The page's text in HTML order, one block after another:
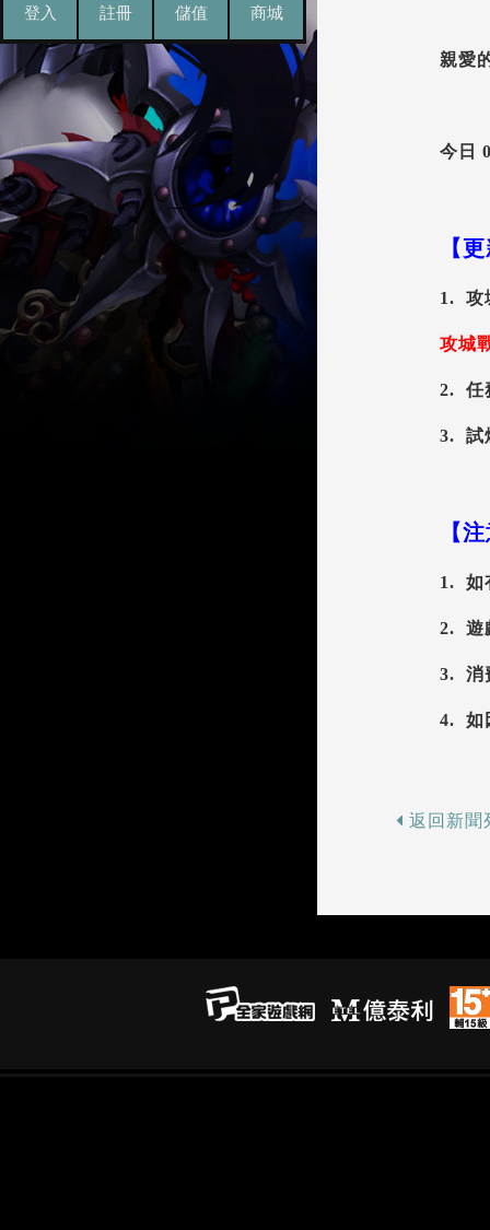
親愛
今日
【
1. 攻
攻城
2. 任
3. 試
【
1. 如
2. 遊
3. 消
4. 如
返回新聞